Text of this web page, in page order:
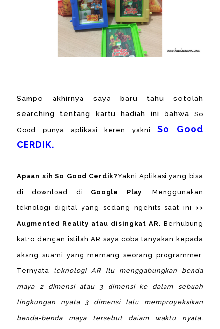
Sampe akhirnya saya baru tahu setelah
searching tentang kartu hadiah ini bahwa
So
Good punya aplikasi keren yakniSo Good
CERDIK.
Apaan sih So Good Cerdik?Yakni Aplikasi yang bisa
di download di Google Play . Menggunakan
teknologi digital yang sedang ngehits saat ini >>
Augmented Reality atau disingkat AR. Berhubung
katro dengan istilah AR saya coba tanyakan kepada
akang suami yang memang seorang programmer.
Ternyata teknologi AR itu menggabungkan benda
maya 2 dimensi atau 3 dimensi ke dalam sebuah
lingkungan nyata 3 dimensi lalu memproyeksikan
benda-benda maya tersebut dalam waktu nyata.